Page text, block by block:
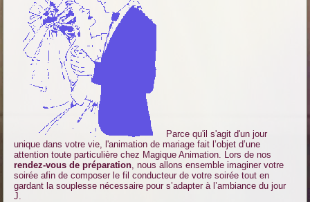
Parce qu'il s'agit d'un jour
unique dans votre vie, l'animation de mariage fait l’objet d’une
attention toute particulière chez Magique Animation. Lors de nos
rendez-vous de préparation , nous allons ensemble imaginer votre
soirée afin de composer le fil conducteur de votre soirée tout en
gardant la souplesse nécessaire pour s’adapter à l’ambiance du jour
J.